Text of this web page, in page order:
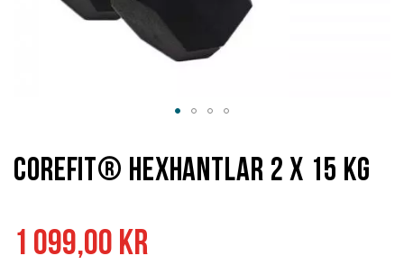
1 099,00 kr
Corefit® Hexhantlar 2 x 15 kg
början
av